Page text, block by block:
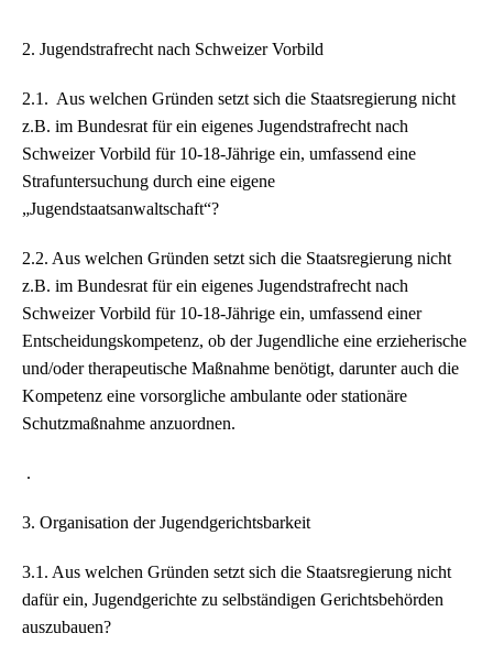
2. Jugendstrafrecht nach Schweizer Vorbild
2.1. Aus welchen Gründen setzt sich die Staatsregierung nicht
z.B. im Bundesrat für ein eigenes Jugendstrafrecht nach
Schweizer Vorbild für 10-18-Jährige ein, umfassend eine
Strafuntersuchung durch eine eigene
„Jugendstaatsanwaltschaft“?
2.2. Aus welchen Gründen setzt sich die Staatsregierung nicht
z.B. im Bundesrat für ein eigenes Jugendstrafrecht nach
Schweizer Vorbild für 10-18-Jährige ein, umfassend einer
Entscheidungskompetenz, ob der Jugendliche eine erzieherische
und/oder therapeutische Maßnahme benötigt, darunter auch die
Kompetenz eine vorsorgliche ambulante oder stationäre
Schutzmaßnahme anzuordnen.
.
3. Organisation der Jugendgerichtsbarkeit
3.1. Aus welchen Gründen setzt sich die Staatsregierung nicht
dafür ein, Jugendgerichte zu selbständigen Gerichtsbehörden
auszubauen?